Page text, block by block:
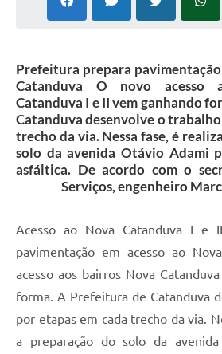
Contato
Editais
Prefeitura prepara pavimentação
Catanduva O novo acesso
Catanduva I e II vem ganhando
Catanduva desenvolve o
trecho da via. Nessa fase, é
solo da avenida Otávio Adami
asfáltica. De acordo com o
Serviços, engenheiro
Acesso ao Nova Catanduva I e
pavimentação em acesso ao
acesso aos bairros Nova
forma. A Prefeitura de Catanduva
por etapas em cada trecho da via.
a preparação do solo da